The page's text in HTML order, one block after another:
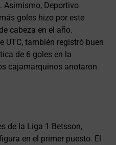
Asimismo, Deportivo
goles hizo por este
cabeza en el año.
UTC, también registró buen
de 6 goles en la
cajamarquinos anotaron
de la Liga 1 Betsson,
en el primer puesto. El